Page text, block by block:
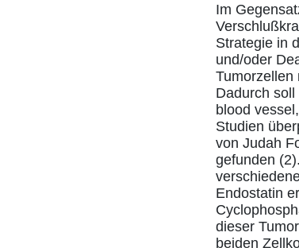
Im
Strategie in
und/oder
Tumorzellen
Dadurch
blood
Studien
von Judah
gefunden
Endostatin
dieser
beiden